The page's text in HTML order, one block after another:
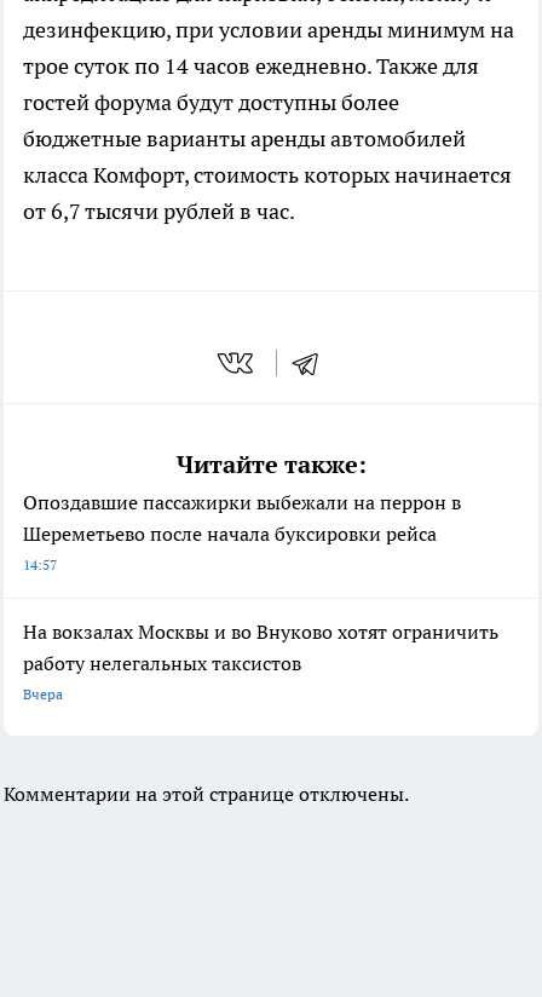
дезинфекцию, при условии аренды минимум на
трое суток по 14 часов ежедневно. Также для
гостей форума будут доступны более
бюджетные варианты аренды автомобилей
класса Комфорт, стоимость которых начинается
от 6,7 тысячи рублей в час.
Читайте также:
Опоздавшие пассажирки выбежали на перрон в
Шереметьево после начала буксировки рейса
14:57
На вокзалах Москвы и во Внуково хотят ограничить
работу нелегальных таксистов
Вчера
Комментарии на этой странице отключены.